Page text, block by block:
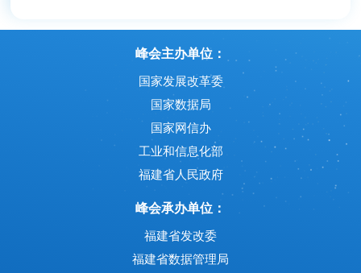
峰会主办单位：
国家发展改革委
国家数据局
国家网信办
工业和信息化部
福建省人民政府
峰会承办单位：
福建省发改委
福建省数据管理局